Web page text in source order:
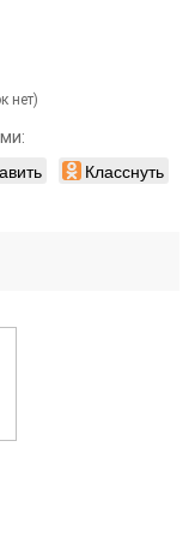
нет)
Класснуть